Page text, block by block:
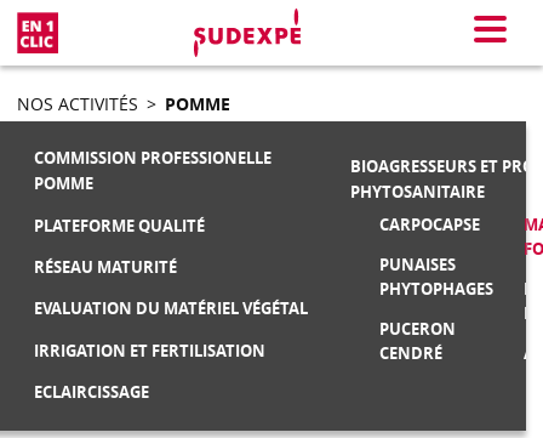
Menu
NOS ACTIVITÉS > POMME
COMMISSION PROFESSIONELLE
POMME
PLATEFORME QUALITÉ
RÉSEAU MATURITÉ
EVALUATION DU MATÉRIEL VÉGÉTAL
IRRIGATION ET FERTILISATION
ECLAIRCISSAGE
BIOAGRESSEURS ET
PHYTOSANITAIRE
CARPOCAPSE
PUNAISES
PHYTOPHAGES
PUCERON
CENDRÉ